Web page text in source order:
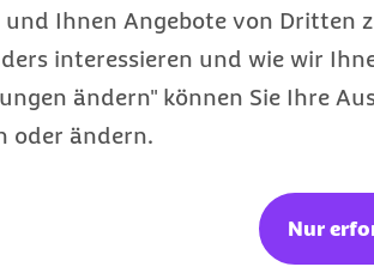
und Ihnen Angebote von Dritten
interessieren und wie wir
ändern" können Sie Ihre
oder ändern.
Nur